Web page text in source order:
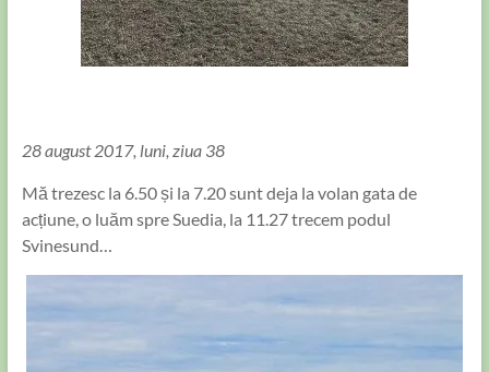
28 august 2017, luni, ziua 38
Mă trezesc la 6.50 și la 7.20 sunt deja la volan gata de
acțiune, o luăm spre Suedia, la 11.27 trecem podul
Svinesund…